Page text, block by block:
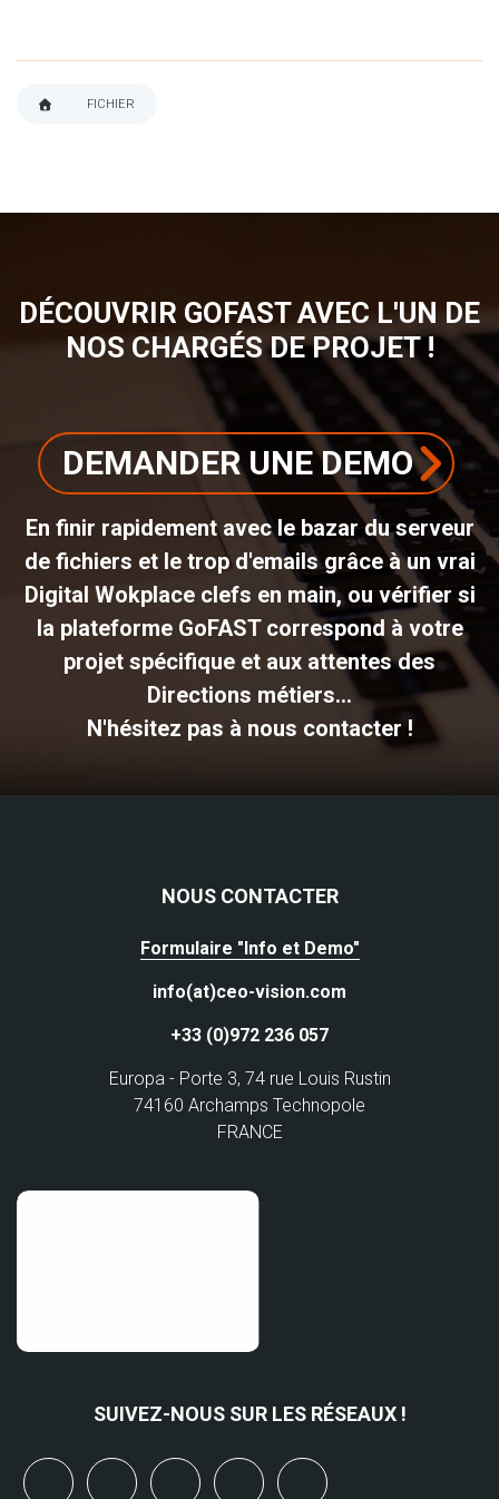
FICHIER
DÉCOUVRIR GOFAST AVEC L'UN DE
NOS CHARGÉS DE PROJET !
DEMANDER UNE DEMO
En finir rapidement avec le bazar du serveur
de fichiers et le trop d'emails grâce à un vrai
Digital Wokplace clefs en main, ou vérifier si
la plateforme GoFAST correspond à votre
projet spécifique et aux attentes des
Directions métiers...
N'hésitez pas à nous contacter !
NOUS CONTACTER
Formulaire "Info et Demo"
info(at)ceo-vision.com
+33 (0)972 236 057
Europa - Porte 3, 74 rue Louis Rustin
74160 Archamps Technopole
FRANCE
SUIVEZ-NOUS SUR LES RÉSEAUX !
linkedinyoutubebluesky mastodon